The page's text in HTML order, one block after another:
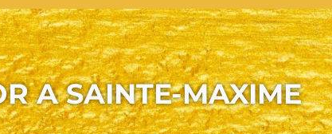
A SAINTE-MAXIME